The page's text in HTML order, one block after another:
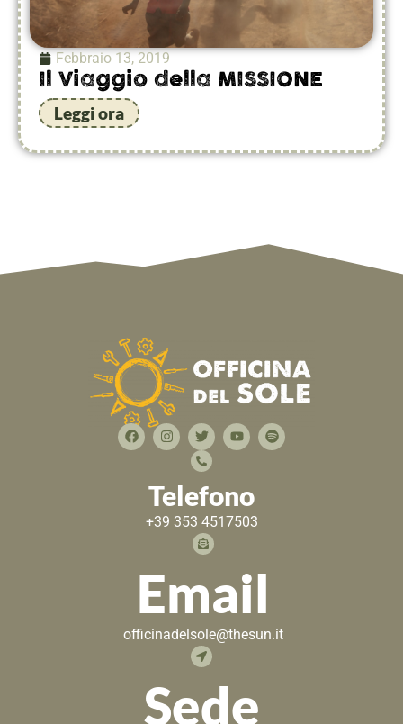
Febbraio 13, 2019
Il Viaggio della MISSIONE
Leggi ora
Telefono
+39 353 4517503
Email
officinadelsole@thesun.it
Sede